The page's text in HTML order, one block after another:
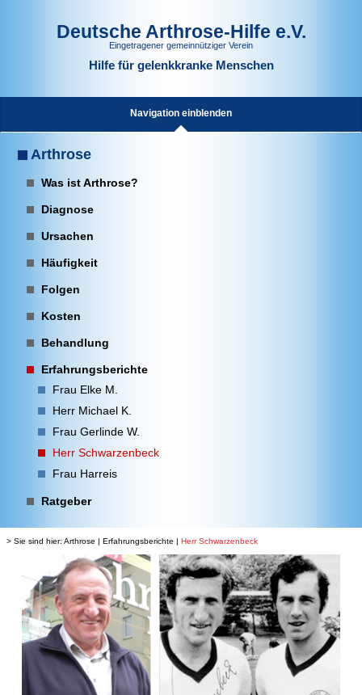
Deutsche Arthrose-Hilfe e.V.
Eingetragener gemeinnütziger Verein
Hilfe für gelenkkranke Menschen
Navigation einblenden
Arthrose
Was ist Arthrose?
Diagnose
Ursachen
Häufigkeit
Folgen
Kosten
Behandlung
Erfahrungsberichte
Frau Elke M.
Herr Michael K.
Frau Gerlinde W.
Herr Schwarzenbeck
Frau Harreis
Ratgeber
> Sie sind hier: Arthrose | Erfahrungsberichte | Herr Schwarzenbeck